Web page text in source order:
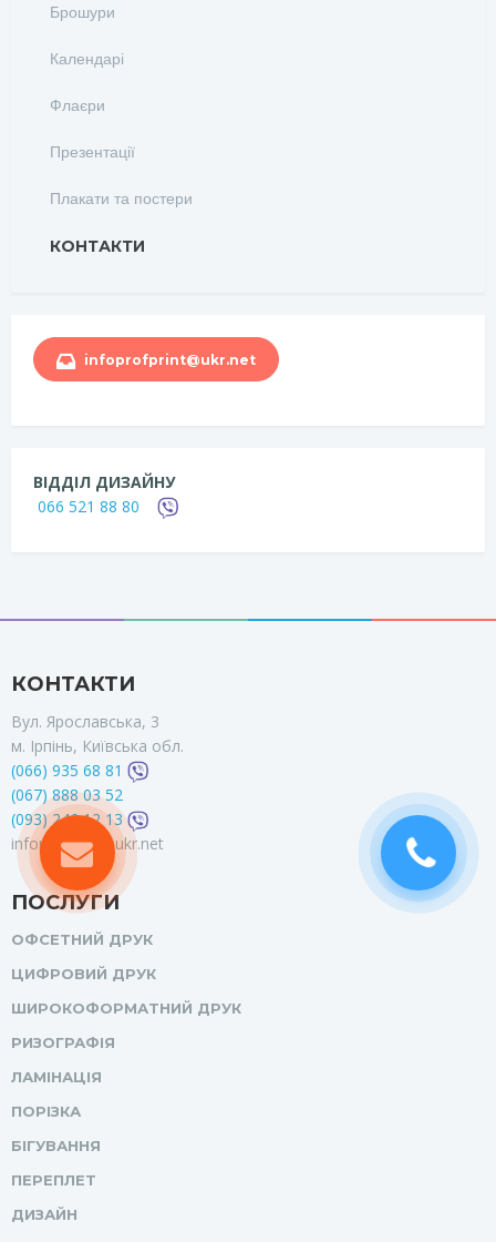
Брошури
Календарі
Флаєри
Презентації
Плакати та постери
КОНТАКТИ
infoprofprint@ukr.net
ВІДДІЛ ДИЗАЙНУ
066 521 88 80
КОНТАКТИ
Вул. Ярославська, 3
м. Ірпінь, Київська обл.
(066) 935 68 81
(067) 888 03 52
(093) 246 12 13
infoprofprint@ukr.net
ПОСЛУГИ
ОФСЕТНИЙ ДРУК
ЦИФРОВИЙ ДРУК
ШИРОКОФОРМАТНИЙ ДРУК
РИЗОГРАФІЯ
ЛАМІНАЦІЯ
ПОРІЗКА
БІГУВАННЯ
ПЕРЕПЛЕТ
ДИЗАЙН